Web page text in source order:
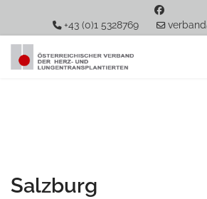
+43 (0)1 5328769
Salzburg